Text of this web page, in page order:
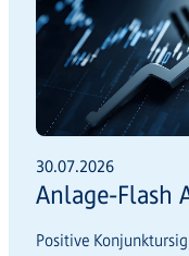
30.07.2026
Anlage-Flash
Positive